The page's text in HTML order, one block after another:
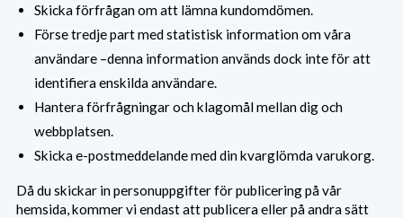
Skicka förfrågan om att lämna kundomdömen.
Förse tredje part med statistisk information om våra
användare –denna information används dock inte för att
identifiera enskilda användare.
Hantera förfrågningar och klagomål mellan dig och
webbplatsen.
Skicka e-postmeddelande med din kvarglömda varukorg.
Då du skickar in personuppgifter för publicering på vår
hemsida, kommer vi endast att publicera eller på andra sätt